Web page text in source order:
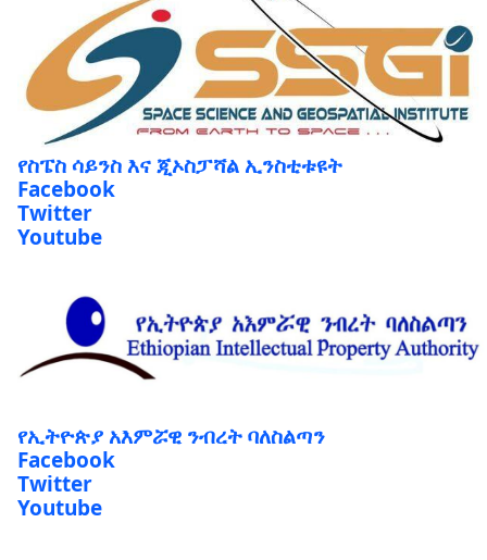
የስፔስ ሳይንስ እና ጂኦስፓሻል ኢንስቲቱዩት
Facebook
Twitter
Youtube
Facebook
Twitter
Youtube